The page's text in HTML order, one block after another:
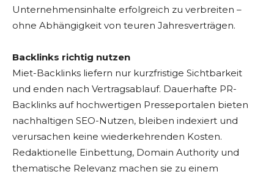
Unternehmensinhalte erfolgreich zu verbreiten –
ohne Abhängigkeit von teuren Jahresverträgen.
Backlinks richtig nutzen
Miet-Backlinks liefern nur kurzfristige Sichtbarkeit
und enden nach Vertragsablauf. Dauerhafte PR-
Backlinks auf hochwertigen Presseportalen bieten
nachhaltigen SEO-Nutzen, bleiben indexiert und
verursachen keine wiederkehrenden Kosten.
Redaktionelle Einbettung, Domain Authority und
thematische Relevanz machen sie zu einem